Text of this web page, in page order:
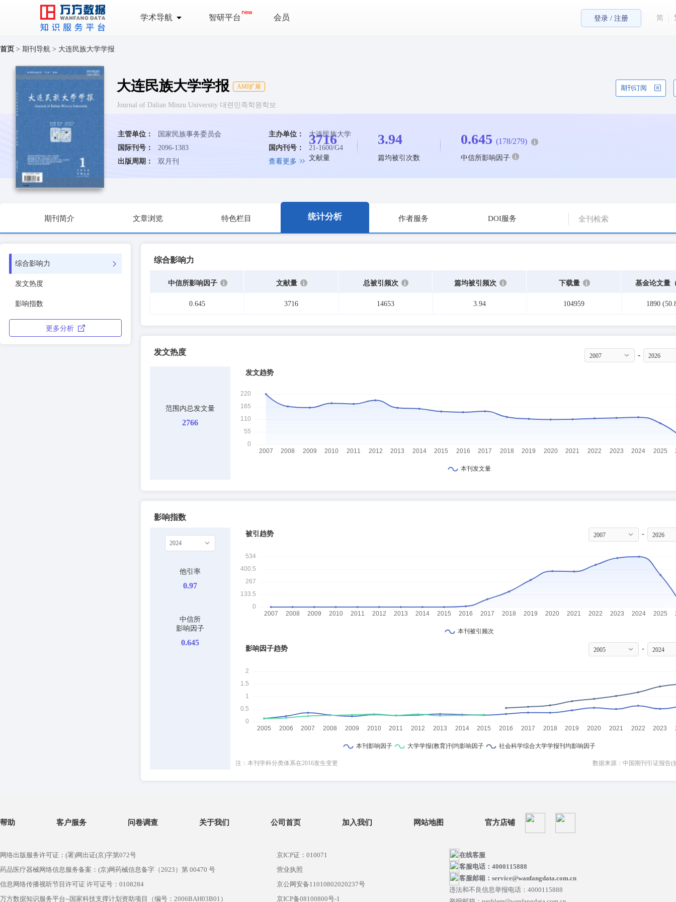
学术导航 智研平台 会员 登录 / 注册 简
首页 > 期刊导航 > 大连民族大学学报
大连民族大学学报 AMI扩展 期刊订阅
Journal of Dalian Minzu University 대련민족학원학보
主管单位： 国家民族事务委员会 主办单位：
大连民族大学
国际刊号：
2096-1383 国内刊号：
21-1600/G4
出版周期：
双月刊 查看更多
3716
文献量
3.94
篇均被引次数
0.645 (178/279)
中信所影响因子
期刊简介 文章浏览 特色栏目 统计分析 作者服务 DOI服务
综合影响力
发文热度
影响指数
更多分析
综合影响力
中信所影响因子
0.645
文献量
3716
总被引频次
14653
篇均被引频次
3.94
下载量
104959
基金论文量
1890
发文热度 2007 - 2026
范围内总发文量
2766
发文趋势
影响指数
2024
他引率
0.97
中信所
影响因子
0.645
被引趋势 2007 - 2026
影响因子趋势 2005 - 2024
注：本刊学科分类体系在2016发生变更 数据来源：中国期刊引证报告(
帮助 客户服务 问卷调查 关于我们 公司首页 加入我们 网站地图 官方店铺
网络出版服务许可证：(署)网出证(京)字第072号
药品医疗器械网络信息服务备案：(京)网药械信息备字（2023）第 00470 号
信息网络传播视听节目许可证 许可证号：0108284
万方数据知识服务平台--国家科技支撑计划资助项目（编号：2006BAH03B01）
京ICP证：010071
营业执照
京公网安备11010802020237号
京ICP备08100800号-1
在线客服
客服电话：4000115888
客服邮箱：service@wanfangdata.com.cn
违法和不良信息举报电话：4000115888